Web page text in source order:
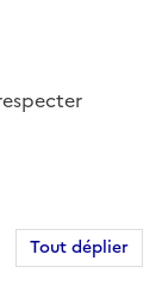
Tout déplier